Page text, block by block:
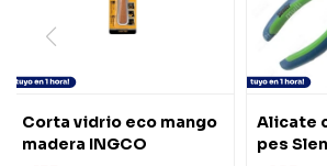
Corta vidrio eco mango
madera INGCO
Alicate
pes